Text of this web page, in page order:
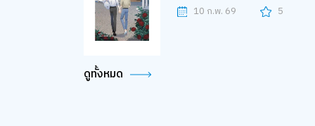
10 ก.พ. 69 5
ดูทั้งหมด